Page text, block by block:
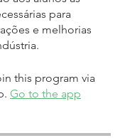
para
e melhorias
this program via
Go to the app